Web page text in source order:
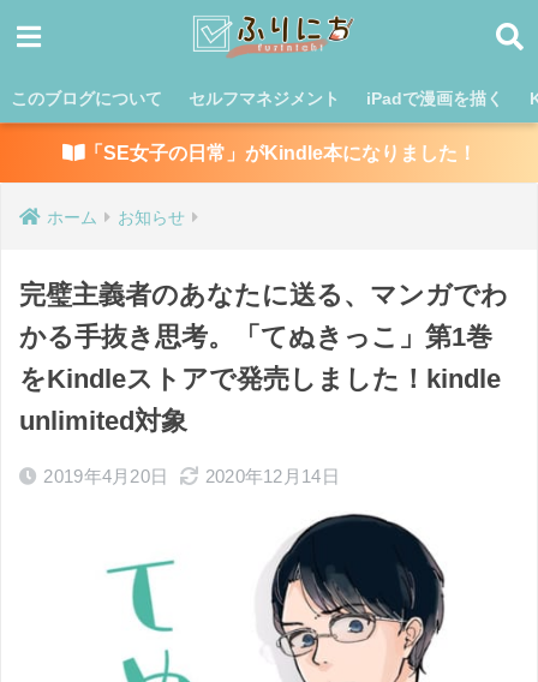
このブログについて セルフマネジメント iPadで漫画を描く
「SE女子の日常」がKindle本になりました！
ホーム お知らせ
完璧主義者のあなたに送る、マンガでわ
かる手抜き思考。「てぬきっこ」第1巻
をKindleストアで発売しました！kindle
unlimited対象
2019年4月20日 2020年12月14日